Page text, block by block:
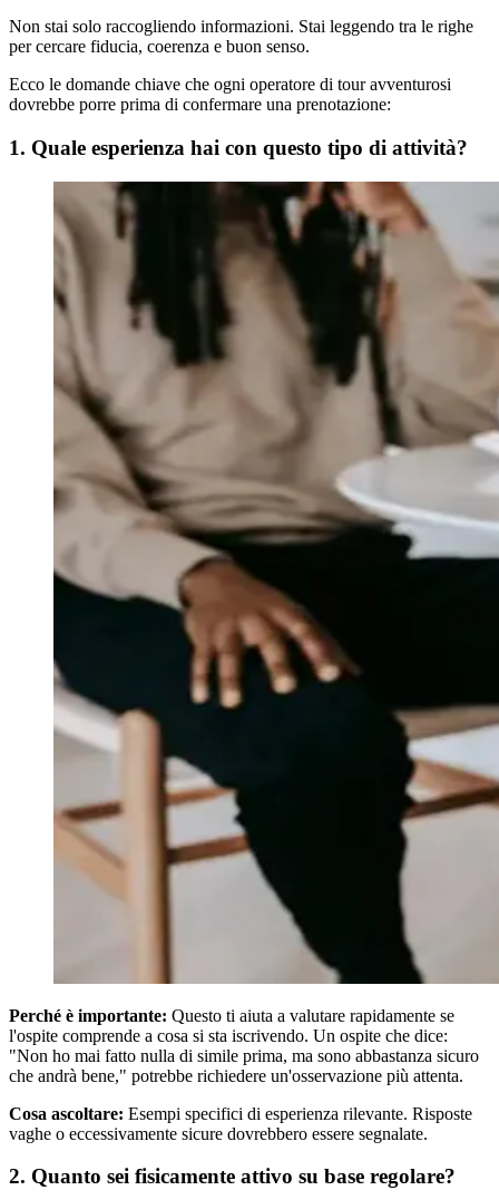
Non stai solo raccogliendo informazioni. Stai leggendo tra le righe
per cercare fiducia, coerenza e buon senso.
Ecco le domande chiave che ogni operatore di tour avventurosi
dovrebbe porre prima di confermare una prenotazione:
1. Quale esperienza hai con questo tipo di attività?
Perché è importante: Questo ti aiuta a valutare rapidamente se
l'ospite comprende a cosa si sta iscrivendo. Un ospite che dice:
"Non ho mai fatto nulla di simile prima, ma sono abbastanza sicuro
che andrà bene," potrebbe richiedere un'osservazione più attenta.
Cosa ascoltare: Esempi specifici di esperienza rilevante. Risposte
vaghe o eccessivamente sicure dovrebbero essere segnalate.
2. Quanto sei fisicamente attivo su base regolare?